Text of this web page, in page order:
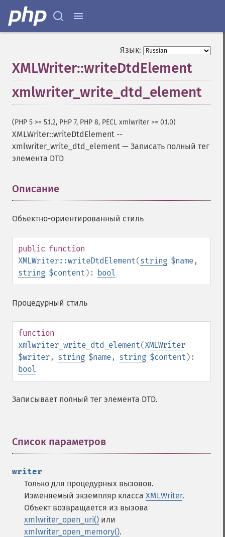
Язык:
XMLWriter::writeDtdElement
xmlwriter_write_dtd_element
(PHP 5 >= 5.1.2, PHP 7, PHP 8, PECL xmlwriter >= 0.1.0)
XMLWriter::writeDtdElement --
xmlwriter_write_dtd_element — Записать полный тег
элемента DTD
Описание
Объектно-ориентированный стиль
public function
XMLWriter::writeDtdElement(string $name,
string $content ): bool
Процедурный стиль
function
xmlwriter_write_dtd_element(XMLWriter
$writer, string $name, string $content ):
bool
Записывает полный тег элемента DTD.
Список параметров
writer
Только для процедурных вызовов.
Изменяемый экземпляр класса XMLWriter.
Объект возвращается из вызова
xmlwriter_open_uri() или
xmlwriter_open_memory().